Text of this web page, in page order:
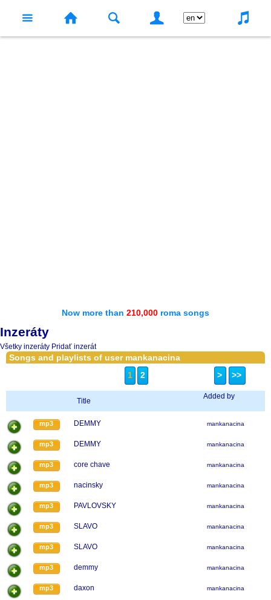
Now more than 210,000 roma songs
Inzeráty
Všetky inzeráty Pridať inzerát
Songs and playlists of user mankanacina
1
2 > >>
Title
Added by
mp3 DEMMY mankanacina
mp3 DEMMY mankanacina
mp3 core chave mankanacina
mp3 nacinsky mankanacina
mp3 PAVLOVSKY mankanacina
mp3 SLAVO mankanacina
mp3 SLAVO mankanacina
mp3 demmy mankanacina
mp3 daxon mankanacina